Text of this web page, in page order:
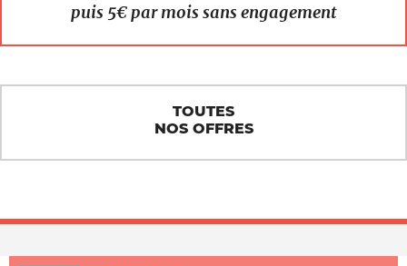
puis 5€ par mois sans engagement
TOUTES
NOS OFFRES